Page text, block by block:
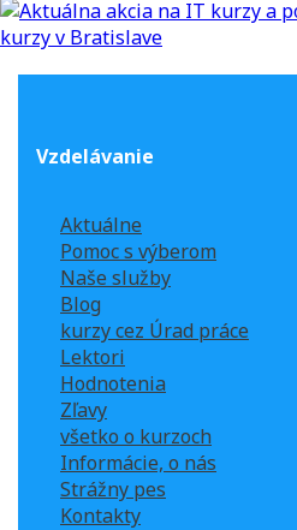
Vzdelávanie
Aktuálne
Pomoc s výberom
Naše služby
Blog
kurzy cez Úrad práce
Lektori
Hodnotenia
Zľavy
všetko o kurzoch
Informácie, o nás
Strážny pes
Kontakty